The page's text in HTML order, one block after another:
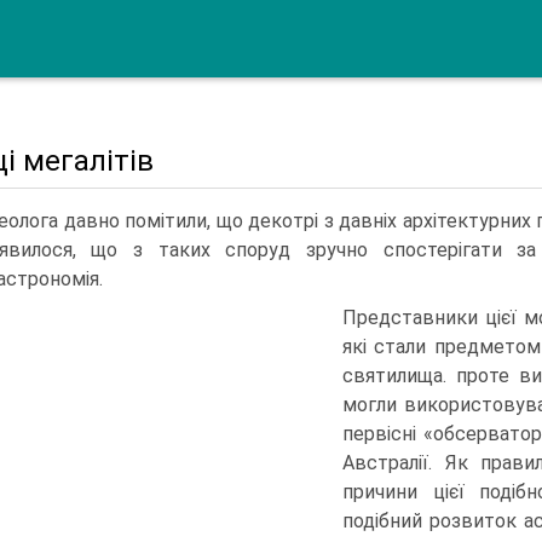
мегалітів
давно помітили, що декотрі з давніх
що з таких споруд зручно спос­терігати за
Пред­ставники цієї
які стали
святилища. проте
могли
первісні
Австралії. Як
причини цієї
подібний роз­виток